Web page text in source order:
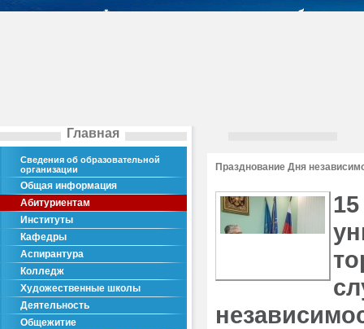
Главная
Сведения об образовательной
организации
Общая информация
Абитуриентам
Институты
Кафедры
Аспирантура
Колледж
Художественные школы
Деятельность
Общежитие
Празднование Дня